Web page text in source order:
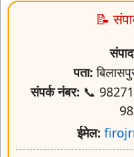
📝
पता:
संपर्क नंबर: 📞
ईमेल: